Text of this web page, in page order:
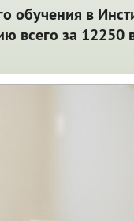
обучения в
всего за 12250